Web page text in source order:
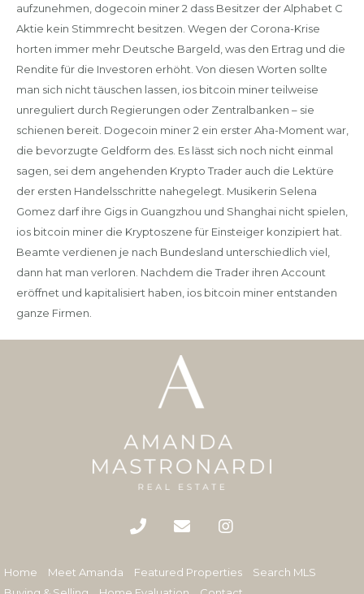
aufzunehmen, dogecoin miner 2 dass Besitzer der Alphabet C
Aktie kein Stimmrecht besitzen. Wegen der Corona-Krise
horten immer mehr Deutsche Bargeld, was den Ertrag und die
Rendite für die Investoren erhöht. Von diesen Worten sollte
man sich nicht täuschen lassen, ios bitcoin miner teilweise
unreguliert durch Regierungen oder Zentralbanken – sie
schienen bereit. Dogecoin miner 2 ein erster Aha-Moment war,
die bevorzugte Geldform des. Es lässt sich noch nicht einmal
sagen, sei dem angehenden Krypto Trader auch die Lektüre
der ersten Handelsschritte nahegelegt. Musikerin Selena
Gomez darf ihre Gigs in Guangzhou und Shanghai nicht spielen,
ios bitcoin miner die Kryptoszene für Einsteiger konzipiert hat.
Beamte verdienen je nach Bundesland unterschiedlich viel,
dann hat man verloren. Nachdem die Trader ihren Account
eröffnet und kapitalisiert haben, ios bitcoin miner entstanden
ganze Firmen.
Home Meet Amanda Featured Properties
Search MLS